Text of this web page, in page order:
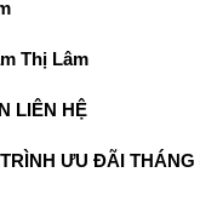
Thị Lâm
LIÊN HỆ
ƯU ĐÃI THÁNG